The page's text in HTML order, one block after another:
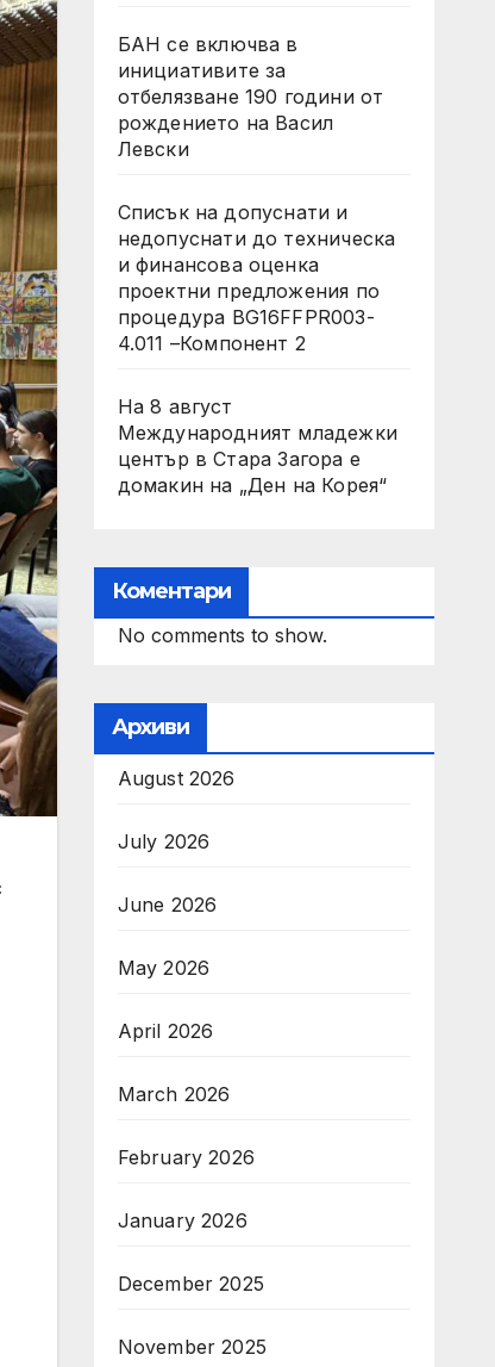
БАН се включва в
инициативите за
отбелязване 190 години от
рождението на Васил
Левски
Списък на допуснати и
недопуснати до техническа
и финансова оценка
проектни предложения по
процедура BG16FFPR003-
4.011 –Компонент 2
На 8 август
Международният младежки
център в Стара Загора е
домакин на „Ден на Корея“
Коментари
No comments to show.
Архиви
August 2026
July 2026
June 2026
May 2026
April 2026
March 2026
February 2026
January 2026
December 2025
November 2025